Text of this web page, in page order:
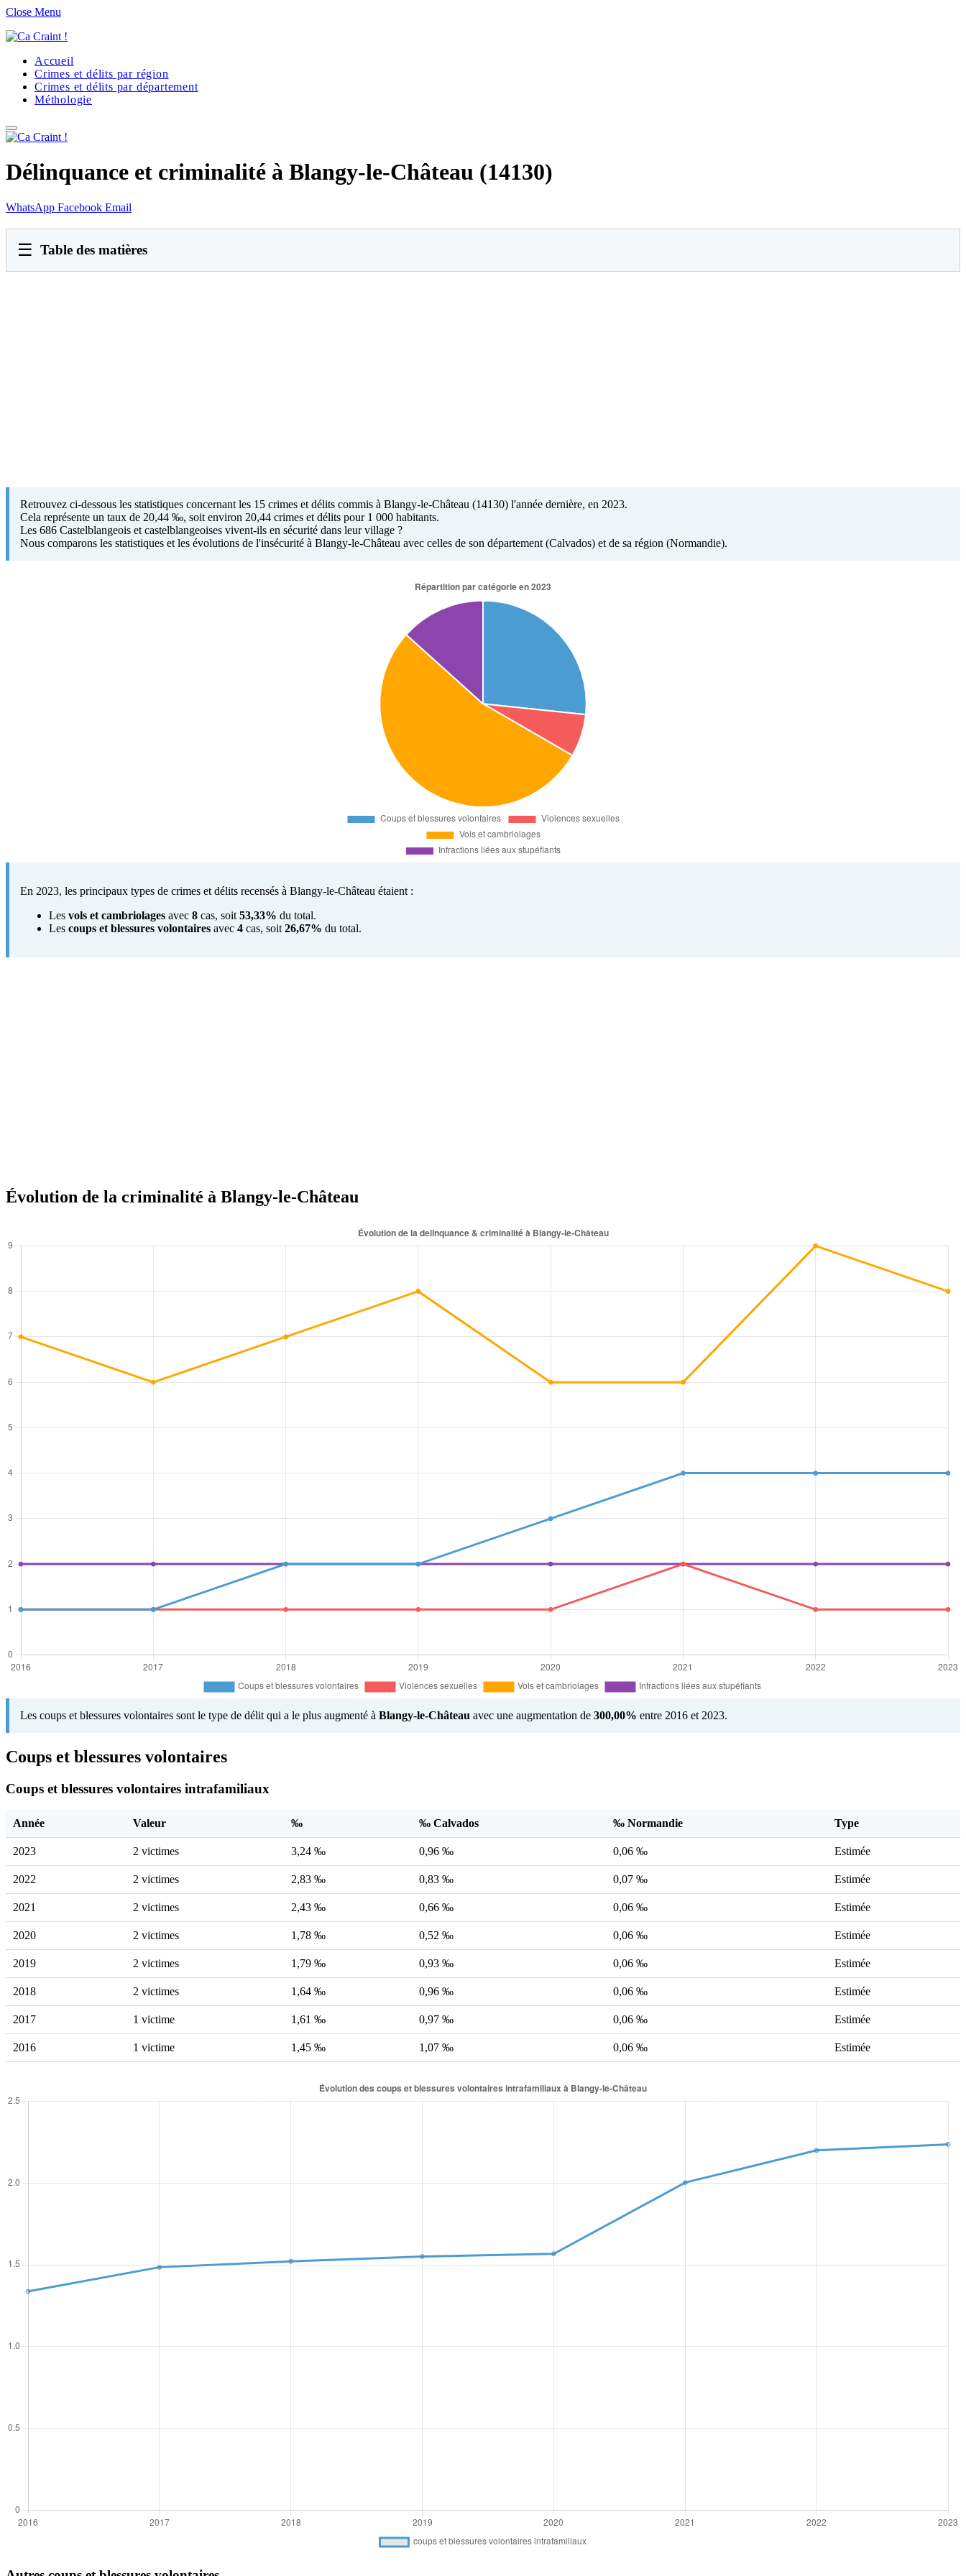
Close Menu
Accueil
Crimes et délits par région
Crimes et délits par département
Méthologie
Délinquance et criminalité à Blangy-le-Château (14130)
WhatsApp Facebook Email
☰ Table des matières
Retrouvez ci-dessous les statistiques concernant les 15 crimes et délits commis à Blangy-le-Château (14130) l'année dernière, en 2023.
Cela représente un taux de 20,44 ‰, soit environ 20,44 crimes et délits pour 1 000 habitants.
Les 686 Castelblangeois et castelblangeoises vivent-ils en sécurité dans leur village ?
Nous comparons les statistiques et les évolutions de l'insécurité à Blangy-le-Château avec celles de son département (Calvados) et de sa région (Normandie).
En 2023, les principaux types de crimes et délits recensés à Blangy-le-Château étaient :
Les vols et cambriolages avec 8 cas, soit 53,33% du total.
Les coups et blessures volontaires avec 4 cas, soit 26,67% du total.
Évolution de la criminalité à Blangy-le-Château
Les coups et blessures volontaires sont le type de délit qui a le plus augmenté à Blangy-le-Château avec une augmentation de 300,00% entre 2016 et 2023.
Coups et blessures volontaires
Coups et blessures volontaires intrafamiliaux
Année Valeur ‰ ‰ Calvados ‰ Normandie Type
2023 2 victimes 3,24 ‰ 0,96 ‰ 0,06 ‰ Estimée
2022 2 victimes 2,83 ‰ 0,83 ‰ 0,07 ‰ Estimée
2021 2 victimes 2,43 ‰ 0,66 ‰ 0,06 ‰ Estimée
2020 2 victimes 1,78 ‰ 0,52 ‰ 0,06 ‰ Estimée
2019 2 victimes 1,79 ‰ 0,93 ‰ 0,06 ‰ Estimée
2018 2 victimes 1,64 ‰ 0,96 ‰ 0,06 ‰ Estimée
2017 1 victime 1,61 ‰ 0,97 ‰ 0,06 ‰ Estimée
2016 1 victime 1,45 ‰ 1,07 ‰ 0,06 ‰ Estimée